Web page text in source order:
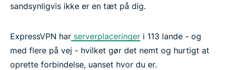
sandsynligvis ikke er en tæt på dig.
ExpressVPN har serverplaceringer i 113 lande - og
med flere på vej - hvilket gør det nemt og hurtigt at
oprette forbindelse, uanset hvor du er.